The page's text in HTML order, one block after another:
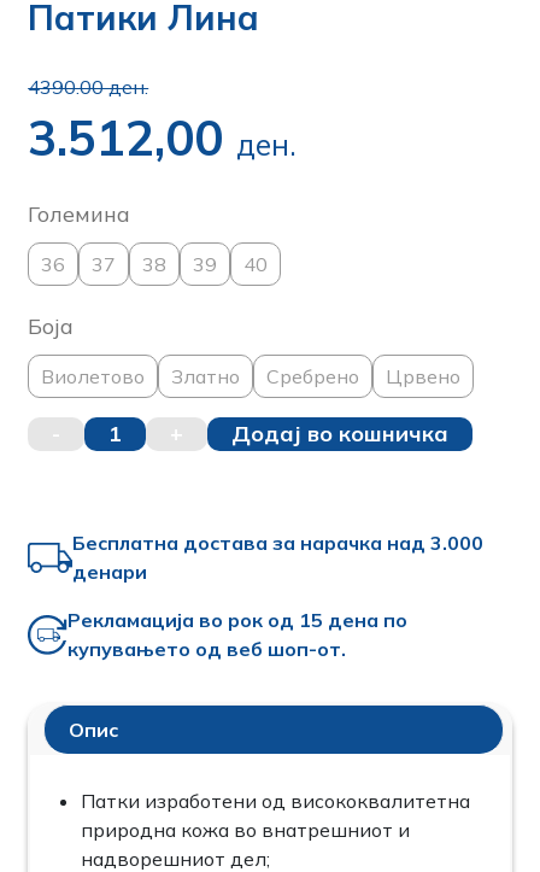
Патики Лина
4390.00 ден.
3.512,00 ден.
Големина
36 37 38 39 40
Боја
Виолетово Златно Сребрено Црвено
- 1 + Додај во кошничка
Бесплатна достава за нарачка над 3.000
денари
Рекламација во рок од 15 дена по
купувањето од веб шоп-от.
Опис
Патки изработени од висококвалитетна
природна кожа во внатрешниот и
надворешниот дел;